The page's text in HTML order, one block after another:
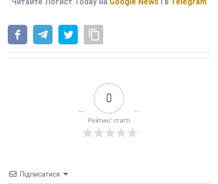
0
Рейтинг статті
Підписатися